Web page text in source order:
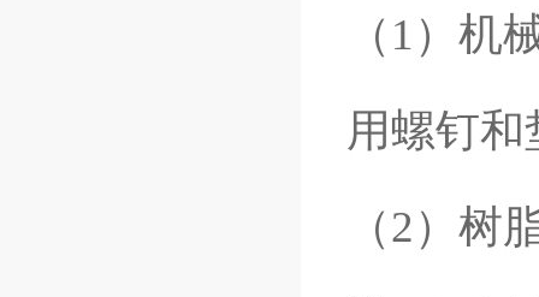
（1）机
用螺钉
（2）树